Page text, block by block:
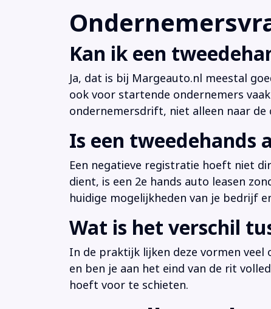
Kan ik een
Ja, dat is bij Margeauto.nl meestal
ook voor startende ondernemers
ondernemersdrift, niet alleen naar de
Is een tweedehands
Een negatieve registratie hoeft niet
dient, is een 2e hands auto leasen
huidige mogelijkheden van je bedrijf
Wat is het verschil
In de praktijk lijken deze vormen
en ben je aan het eind van de rit
hoeft voor te schieten.